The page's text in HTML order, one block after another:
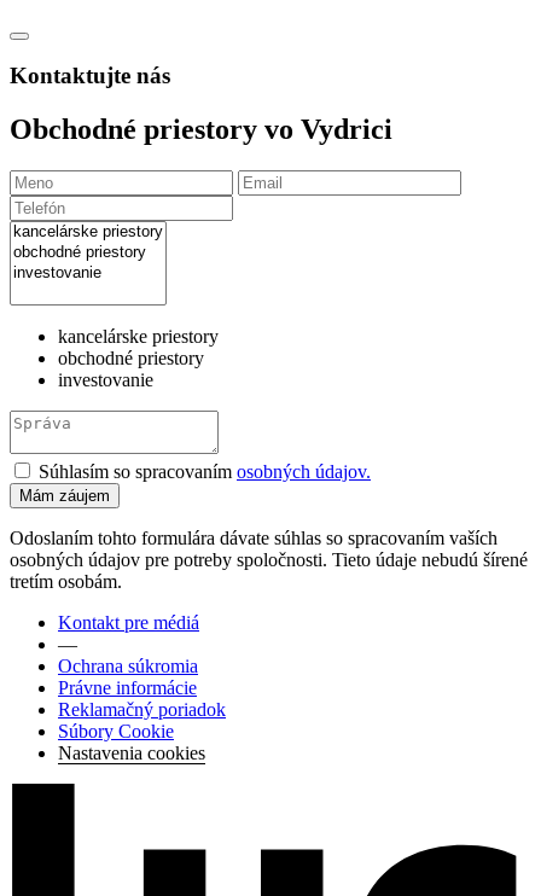
Kontaktujte nás
Obchodné priestory vo Vydrici
kancelárske priestory
obchodné priestory
investovanie
Súhlasím so spracovaním osobných údajov.
Odoslaním tohto formulára dávate súhlas so spracovaním vaších
osobných údajov pre potreby spoločnosti. Tieto údaje nebudú šírené
tretím osobám.
Kontakt pre médiá
—
Ochrana súkromia
Právne informácie
Reklamačný poriadok
Súbory Cookie
Nastavenia cookies